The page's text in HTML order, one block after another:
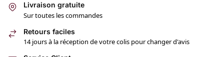
Livraison gratuite
Sur toutes les commandes
Retours faciles
14 jours à la réception de votre colis pour changer d'avis